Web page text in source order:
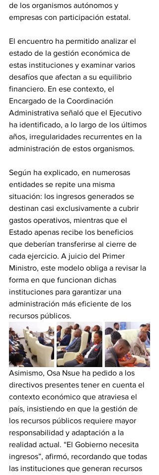
de los organismos autónomos y
empresas con participación estatal.
El encuentro ha permitido analizar el
estado de la gestión económica de
estas instituciones y examinar varios
desafíos que afectan a su equilibrio
financiero. En ese contexto, el
Encargado de la Coordinación
Administrativa señaló que el Ejecutivo
ha identificado, a lo largo de los últimos
años, irregularidades recurrentes en la
administración de estos organismos.
Según ha explicado, en numerosas
entidades se repite una misma
situación: los ingresos generados se
destinan casi exclusivamente a cubrir
gastos operativos, mientras que el
Estado apenas recibe los beneficios
que deberían transferirse al cierre de
cada ejercicio. A juicio del Primer
Ministro, este modelo obliga a revisar la
forma en que funcionan dichas
instituciones para garantizar una
administración más eficiente de los
recursos públicos.
Asimismo, Osa Nsue ha pedido a los
directivos presentes tener en cuenta el
contexto económico que atraviesa el
país, insistiendo en que la gestión de
los recursos públicos requiere mayor
responsabilidad y adaptación a la
realidad actual. “El Gobierno necesita
ingresos”, afirmó, recordando que todas
las instituciones que generan recursos